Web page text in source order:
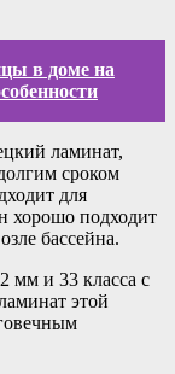
в доме на
ламинат,
сроком
для
подходит
бассейна.
мм и 33 класса с
этой